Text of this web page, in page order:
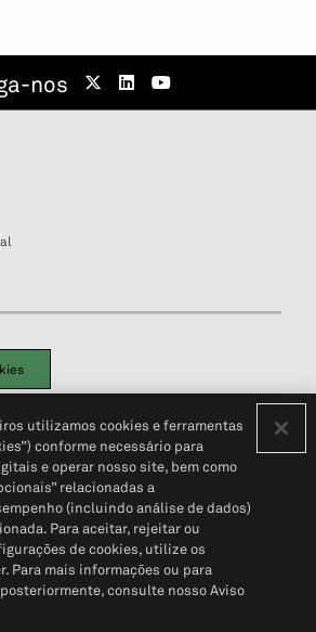
nos
Portal de privacidade do cliente (em inglês)
Pessoais© 2026 S&P Global
utilizamos cookies e ferramentas
conforme necessário para
e operar nosso site, bem como
relacionadas a
(incluindo análise de dados)
Para aceitar, rejeitar ou
de cookies, utilize os
Para mais informações ou para
consulte nosso Aviso